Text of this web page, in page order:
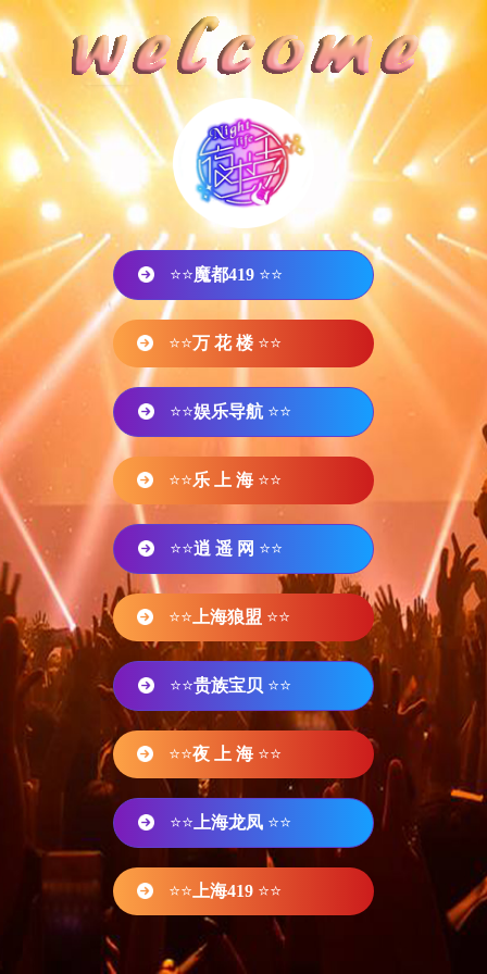
⭐⭐魔都419 ⭐⭐
⭐⭐万 花 楼 ⭐⭐
⭐⭐娱乐导航 ⭐⭐
⭐⭐乐 上 海 ⭐⭐
⭐⭐逍 遥 网 ⭐⭐
⭐⭐ 上海狼盟 ⭐⭐
⭐⭐贵族宝贝 ⭐⭐
⭐⭐夜 上 海 ⭐⭐
⭐⭐ 上海龙凤 ⭐⭐
⭐⭐ 上海419 ⭐⭐